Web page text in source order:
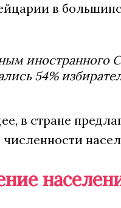
в
иностранного
54%
в стране